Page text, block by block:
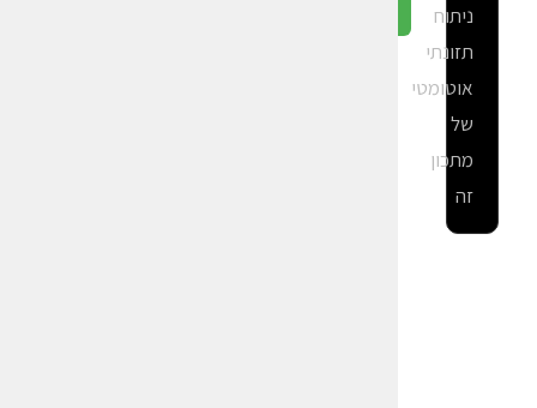
ניתוח
תזונתי
אוטומטי
של
מתכון
זה